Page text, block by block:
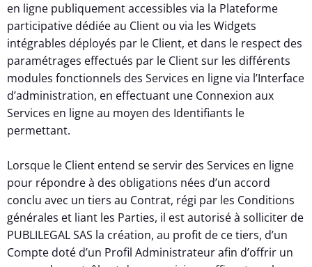
en ligne publiquement accessibles via la Plateforme
participative dédiée au Client ou via les Widgets
intégrables déployés par le Client, et dans le respect des
paramétrages effectués par le Client sur les différents
modules fonctionnels des Services en ligne via l’Interface
d’administration, en effectuant une Connexion aux
Services en ligne au moyen des Identifiants le
permettant.
Lorsque le Client entend se servir des Services en ligne
pour répondre à des obligations nées d’un accord
conclu avec un tiers au Contrat, régi par les Conditions
générales et liant les Parties, il est autorisé à solliciter de
PUBLILEGAL SAS la création, au profit de ce tiers, d’un
Compte doté d’un Profil Administrateur afin d’offrir un